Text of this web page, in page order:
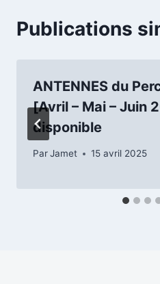
Publications
ANTENNES du
[Avril – Mai – Juin
disponible
ParJamet 15 avril 2025